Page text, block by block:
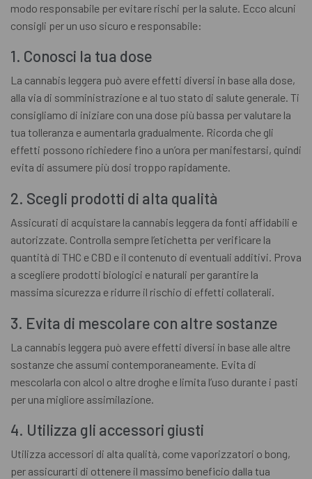
modo responsabile per evitare rischi per la salute. Ecco alcuni
consigli per un uso sicuro e responsabile:
1. Conosci la tua dose
La cannabis leggera può avere effetti diversi in base alla dose,
alla via di somministrazione e al tuo stato di salute generale. Ti
consigliamo di iniziare con una dose più bassa per valutare la
tua tolleranza e aumentarla gradualmente. Ricorda che gli
effetti possono richiedere fino a un’ora per manifestarsi, quindi
evita di assumere più dosi troppo rapidamente.
2. Scegli prodotti di alta qualità
Assicurati di acquistare la cannabis leggera da fonti affidabili e
autorizzate. Controlla sempre l’etichetta per verificare la
quantità di THC e CBD e il contenuto di eventuali additivi. Prova
a scegliere prodotti biologici e naturali per garantire la
massima sicurezza e ridurre il rischio di effetti collaterali.
3. Evita di mescolare con altre sostanze
La cannabis leggera può avere effetti diversi in base alle altre
sostanze che assumi contemporaneamente. Evita di
mescolarla con alcol o altre droghe e limita l’uso durante i pasti
per una migliore assimilazione.
4. Utilizza gli accessori giusti
Utilizza accessori di alta qualità, come vaporizzatori o bong,
per assicurarti di ottenere il massimo beneficio dalla tua